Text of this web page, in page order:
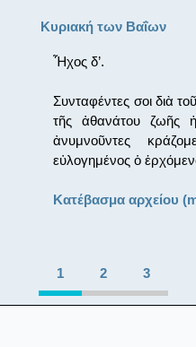
Κυριακή των Βαΐων
Ἦχος δ’.
Συνταφέντες σοι διὰ
τῆς ἀθανάτου ζωῆς
ἀνυμνοῦντες
εὐλογημένος ὁ
Κατέβασμα αρχείου
1 2 3